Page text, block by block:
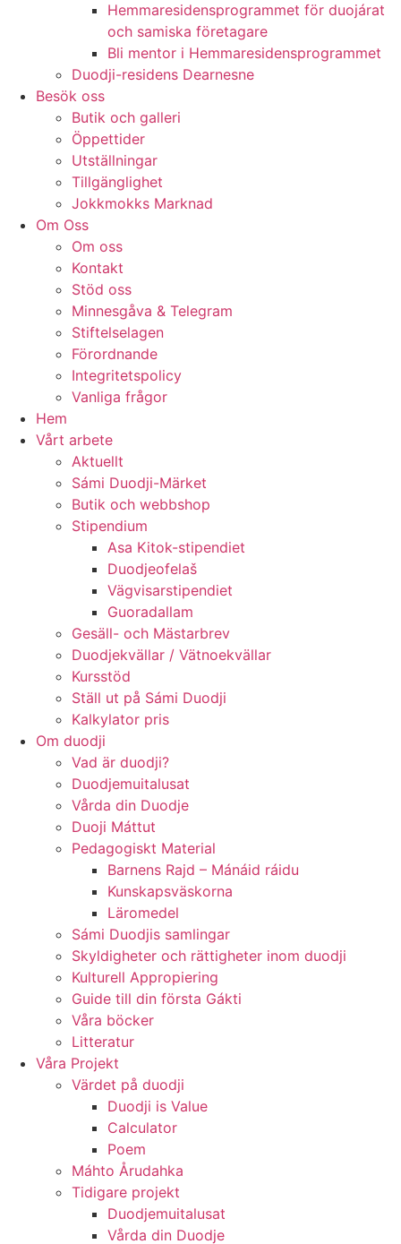
Hemmaresidensprogrammet för duojárat
och samiska företagare​
Bli mentor i Hemmaresidensprogrammet
Duodji-residens Dearnesne
Besök oss
Butik och galleri
Öppettider
Utställningar
Tillgänglighet
Jokkmokks Marknad
Om Oss
Om oss
Kontakt
Stöd oss
Minnesgåva & Telegram
Stiftelselagen
Förordnande
Integritetspolicy
Vanliga frågor
Hem
Vårt arbete
Aktuellt
Sámi Duodji-Märket
Butik och webbshop
Stipendium
Asa Kitok-stipendiet
Duodjeofelaš
Vägvisarstipendiet
Guoradallam
Gesäll- och Mästarbrev
Duodjekvällar / Vätnoekvällar
Kursstöd
Ställ ut på Sámi Duodji
Kalkylator pris
Om duodji
Vad är duodji?
Duodjemuitalusat
Vårda din Duodje
Duoji Máttut
Pedagogiskt Material
Barnens Rajd – Mánáid ráidu
Kunskapsväskorna
Läromedel
Sámi Duodjis samlingar
Skyldigheter och rättigheter inom duodji
Kulturell Appropiering
Guide till din första Gákti
Våra böcker
Litteratur
Våra Projekt
Värdet på duodji​
Duodji is Value
Calculator
Poem
Máhto Årudahka
Tidigare projekt
Duodjemuitalusat
Vårda din Duodje